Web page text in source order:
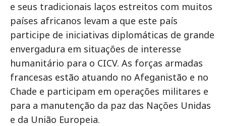
e seus tradicionais laços estreitos com muitos
países africanos levam a que este país
participe de iniciativas diplomáticas de grande
envergadura em situações de interesse
humanitário para o CICV. As forças armadas
francesas estão atuando no Afeganistão e no
Chade e participam em operações militares e
para a manutenção da paz das Nações Unidas
e da União Europeia.